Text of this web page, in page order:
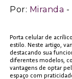
Por: Miranda -
Porta celular de
estilo. Neste artigo,
destacando sua
diferentes modelos,
vantagens de optar
espaço com